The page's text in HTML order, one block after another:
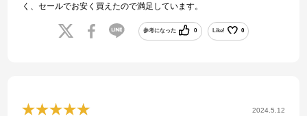
く、セールでお安く買えたので満足しています。
参考になった 0 Like! 0
2024.5.12